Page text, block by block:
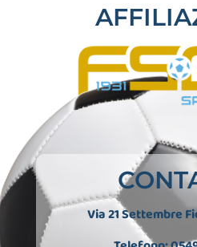
Via 21 Settembre